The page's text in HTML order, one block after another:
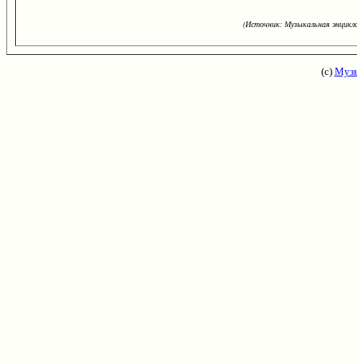
(Источник: Музыкальная
(с)